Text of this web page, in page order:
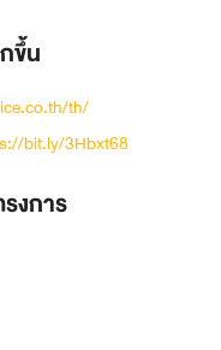
ขึ้น
th/
bit.ly/3Hbxt68
งการ